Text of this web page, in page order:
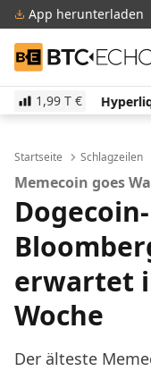
App herunterladen
BTC-ECHO
1,99 T €
Kurs 47,14 €
Startseite Schlagzeilen
Memecoin goes
erwartet
Woche
Der älteste